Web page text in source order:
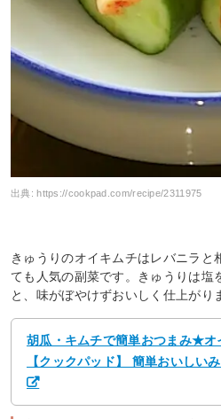
出典:https://cookpad.com/recipe/2311975
きゅうりのオイキムチはレバニラと
ても人気の副菜です。きゅうりは塩
と、味がぼやけずおいしく仕上がり
胡瓜・キムチで簡単おつまみ★
【クックパッド】 簡単おいしい